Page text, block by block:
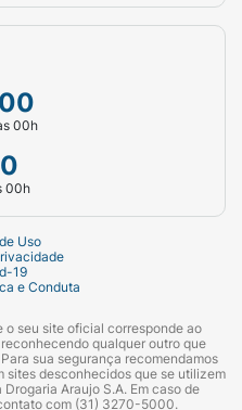
00h
00h
Uso
19
e Conduta
o seu site oficial corresponde ao
qualquer outro que
sua segurança recomendamos
sites desconhecidos que se utilizem
Araujo S.A. Em caso de
com (31) 3270-5000.